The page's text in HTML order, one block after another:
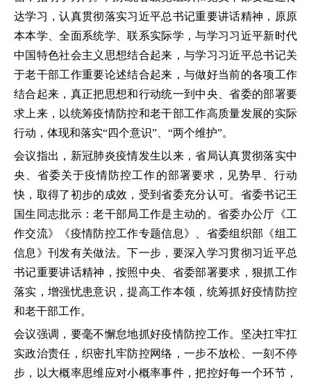
达学习，认真贯彻落实习近平总书记重要讲话精神，原原
本本学、全面系统学、联系实际学，与学习习近平新时代
中国特色社会主义思想结合起来，与学习习近平总书记关
于老干部工作重要论述结合起来，与做好当前的各项工作
结合起来，真正把思想和行动统一到中央、省委的部署要
求上来，以统筹疫情防控和老干部工作高质量发展的实际
行动，体现和落实“四个意识”、“两个维护”。
会议指出，新冠肺炎疫情发生以来，省局认真贯彻落实中
央、省委关于疫情防控工作的部署要求，见势早、行动
快，取得了初步的成效，受到省委充分认可。省委书记王
国生同志批示：老干部局工作是主动的。省委办公厅《工
作交流》《疫情防控工作专题信息》、省委组织部《组工
信息》刊发有关做法。下一步，要深入学习贯彻习近平总
书记重要讲话精神，按照中央、省委部署要求，狠抓工作
落实，增强忧患意识，提高工作本领，统筹抓好疫情防控
和老干部工作。
会议强调，要毫不懈怠地抓好疫情防控工作。坚决扛牢扛
实政治责任，织密扎牢防控网络，一步不放松、一刻不停
步，以大概率思维应对小概率事件，把控好每一个环节，